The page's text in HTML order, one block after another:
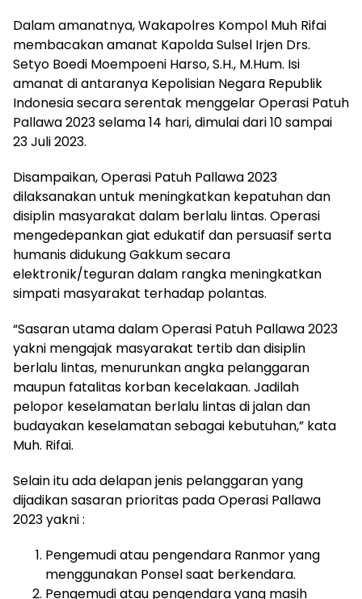
Dalam amanatnya, Wakapolres Kompol Muh Rifai
membacakan amanat Kapolda Sulsel Irjen Drs.
Setyo Boedi Moempoeni Harso, S.H., M.Hum. Isi
amanat di antaranya Kepolisian Negara Republik
Indonesia secara serentak menggelar Operasi Patuh
Pallawa 2023 selama 14 hari, dimulai dari 10 sampai
23 Juli 2023.
Disampaikan, Operasi Patuh Pallawa 2023
dilaksanakan untuk meningkatkan kepatuhan dan
disiplin masyarakat dalam berlalu lintas. Operasi
mengedepankan giat edukatif dan persuasif serta
humanis didukung Gakkum secara
elektronik/teguran dalam rangka meningkatkan
simpati masyarakat terhadap polantas.
“Sasaran utama dalam Operasi Patuh Pallawa 2023
yakni mengajak masyarakat tertib dan disiplin
berlalu lintas, menurunkan angka pelanggaran
maupun fatalitas korban kecelakaan. Jadilah
pelopor keselamatan berlalu lintas di jalan dan
budayakan keselamatan sebagai kebutuhan,” kata
Muh. Rifai.
Selain itu ada delapan jenis pelanggaran yang
dijadikan sasaran prioritas pada Operasi Pallawa
2023 yakni :
Pengemudi atau pengendara Ranmor yang
menggunakan Ponsel saat berkendara.
Pengemudi atau pengendara yang masih